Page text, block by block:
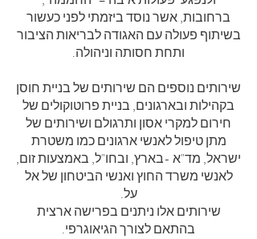
ברחובות, אשר נוסד ביזמתי לפני כעשור
בשיתוף פעולה עם האגודה לבריאות הציבור
ותחת חסותה וניהולה.
שירותים נוספים הם שירותים של בניית חוסן
בקהילות ובארגונים, בניית פרוטוקולים של
חירום למקרי אסון ותרגולם ושירותים של
מתן טיפול לאנשי ארגונים כמו משטרת
ישראל, מד"א -בארץ, ובחו"ל, באמצעות זום,
לאנשי משרד החוץ ואנשי הביטחון של אל
על.
שירותים אלו ניתנים בפרישה ארצית
בהתאם לצורך הגיאוגרפי.